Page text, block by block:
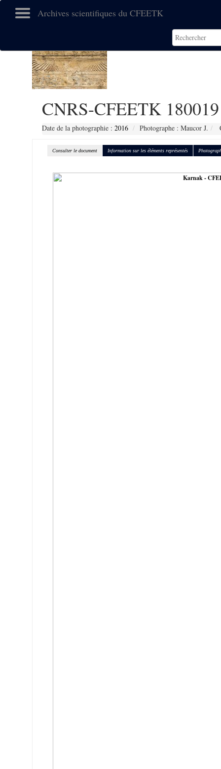
Archives scientifiques du CFEETK
CNRS-CFEETK 180019
Date de la photographie : 2016 Photographe : Maucor J.
Consulter le document Information sur les éléments représentés